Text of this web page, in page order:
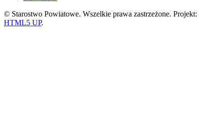
© Starostwo Powiatowe. Wszelkie prawa zastrzeżone. Projekt:
HTML5 UP.